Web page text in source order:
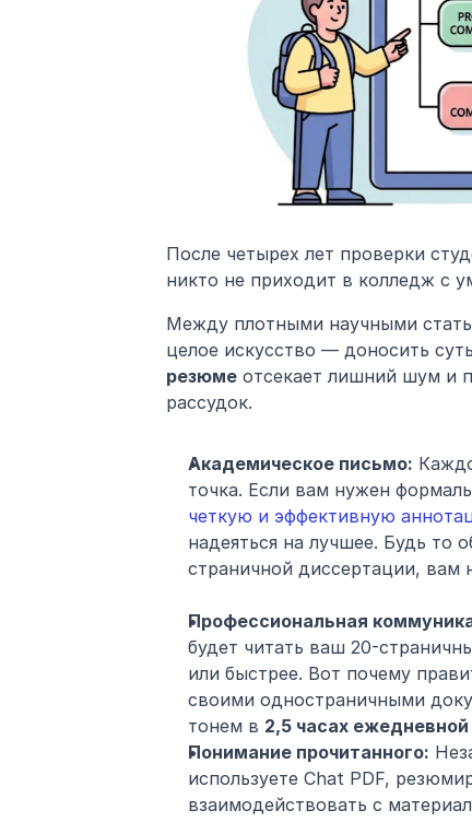
После четырех лет проверки
никто не приходит в колледж с
Между плотными научными
резюме отсекает лишний шум и
рассудок.
Академическое письмо:
точка. Если вам нужен
четкую и эффективную
надеяться на лучшее. Будь то
страничной диссертации, вам
Профессиональная
будет читать ваш 20-
или быстрее. Вот почему
своими одностраничными
тонем в 2,5 часах
Понимание прочитанного:
используете Chat PDF,
взаимодействовать с